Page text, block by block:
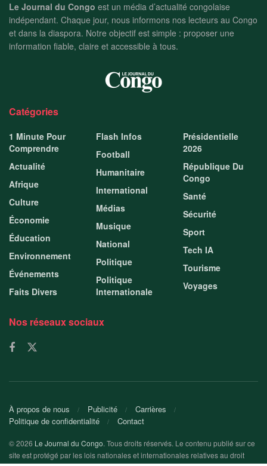
Le Journal du Congo est un média d’actualité congolaise
indépendant. Chaque jour, nous informons nos lecteurs au Congo
et dans la diaspora. Notre objectif est simple : proposer une
information fiable, claire et accessible à tous.
Catégories
1 Minute Pour
Comprendre
Actualité
Afrique
Culture
Économie
Éducation
Environnement
Événements
Faits Divers
Flash Infos
Football
Humanitaire
International
Médias
Musique
National
Politique
Politique
Internationale
Présidentielle
2026
République Du
Congo
Santé
Sécurité
Sport
Tech IA
Tourisme
Voyages
Nos réseaux sociaux
À propos de nous Publicité
Carrières
Politique de confidentialité
Contact
© 2026 Le Journal du Congo. Tous droits réservés. Le contenu publié sur ce
site est protégé par les lois nationales et internationales relatives au droit